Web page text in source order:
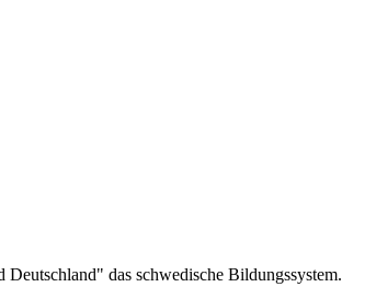
das schwedische Bildungssystem.